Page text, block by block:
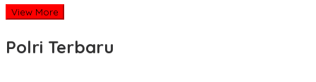
View More
Polri Terbaru